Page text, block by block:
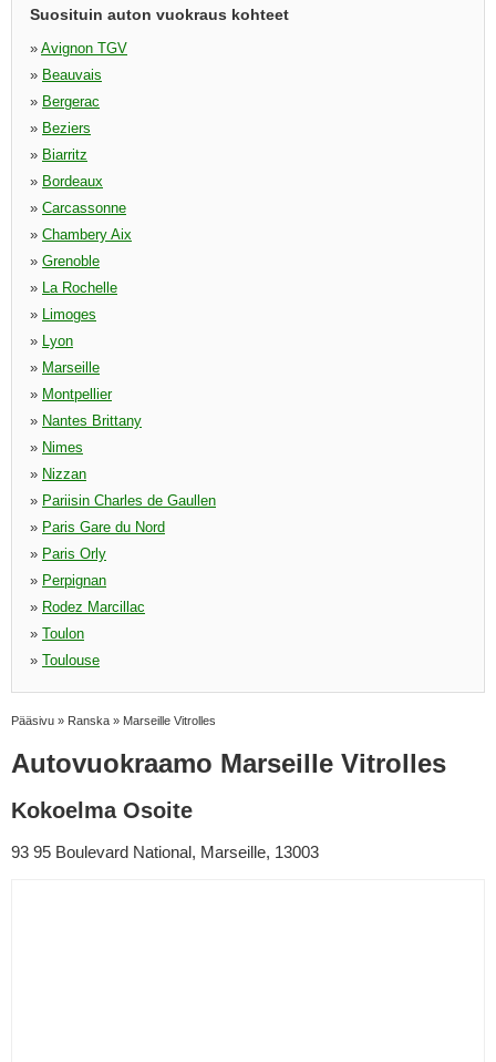
Suosituin auton vuokraus kohteet
» Avignon TGV
» Beauvais
» Bergerac
» Beziers
» Biarritz
» Bordeaux
» Carcassonne
» Chambery Aix
» Grenoble
» La Rochelle
» Limoges
» Lyon
» Marseille
» Montpellier
» Nantes Brittany
» Nimes
» Nizzan
» Pariisin Charles de Gaullen
» Paris Gare du Nord
» Paris Orly
» Perpignan
» Rodez Marcillac
» Toulon
» Toulouse
Pääsivu » Ranska » Marseille Vitrolles
Autovuokraamo Marseille Vitrolles
Kokoelma Osoite
93 95 Boulevard National, Marseille, 13003